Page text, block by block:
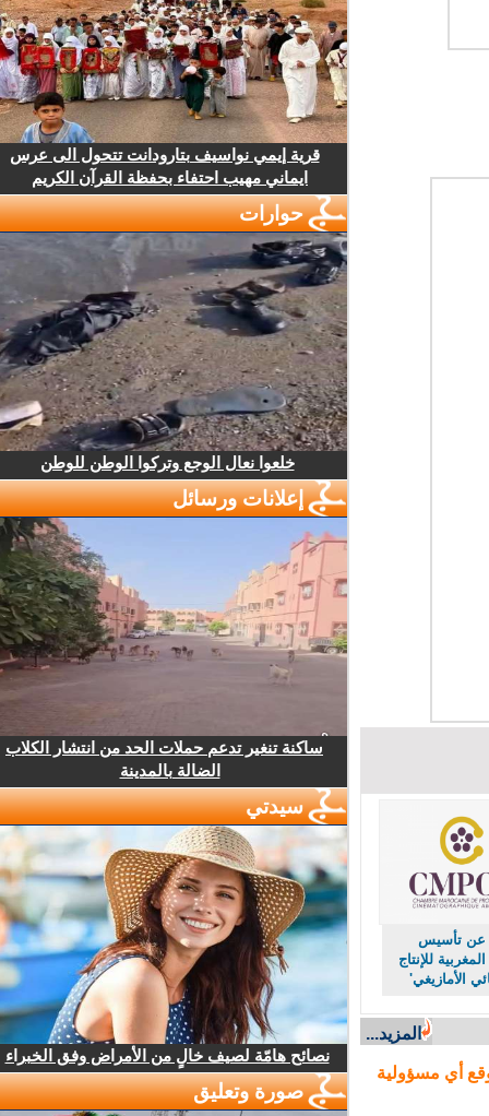
عن تأسيس
للإنتاج
الأمازيغي'
المزيد...
أي مسؤولية
قرية إيمي نواسيف بتارودانت تتحول الى عرس
ايماني مهيب احتفاء بحفظة القرآن الكريم
حوارات
خلعوا نعال الوجع وتركوا الوطن للوطن
إعلانات ورسائل
ساكنة تنغير تدعم حملات الحد من انتشار الكلاب
الضالة بالمدينة
سيدتي
نصائح هامّة لصيف خالٍ من الأمراض وفق الخبراء
صورة وتعليق